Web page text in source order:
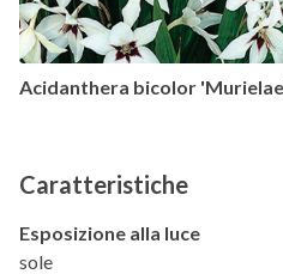
Acidanthera bicolor
Caratteristiche
Esposizione alla luce
sole